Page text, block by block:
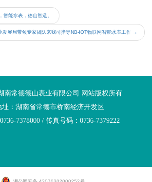
智能水表，德山智造。
发展局带领专家团队来我司指导NB-IOT物联网智能水表工作 →
南常德德山表业有限公司 网站版权所有
址：湖南省常德市桥南经济开发区
7378000 / 传真号码：0736-7379222